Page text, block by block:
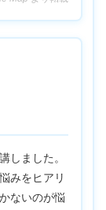
しました。
みをヒアリ
ないのが悩